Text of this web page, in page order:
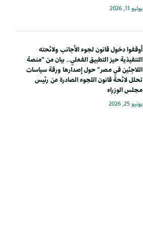
يوليو 11, 2026
أوقفوا دخول قانون لجوء الأجانب ولائحته
التنفيذية حيز التطبيق الفعلي.. بيان من “منصة
اللاجئين في مصر” حول إصدارها ورقة سياسات
تحلل لائحة قانون اللجوء الصادرة عن رئيس
مجلس الوزراء
يونيو 25, 2026